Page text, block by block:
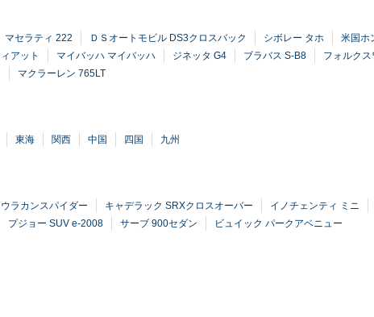
マセラティ 222 ＤＳオートモビル DS3クロスバック シボレー タホ
米国ホ
アット
マイバッハ マイバッハ ジネッタ G4 ブラバス S-B8
フォルク
マクラーレン 765LT
東海 関西 中国 四国 九州
ラカンスパイダー キャデラック SRXクロスオーバー イノチェンティ ミニ
プジョー SUV e-2008
サーブ 900セダン ビュイック パークアベニュー